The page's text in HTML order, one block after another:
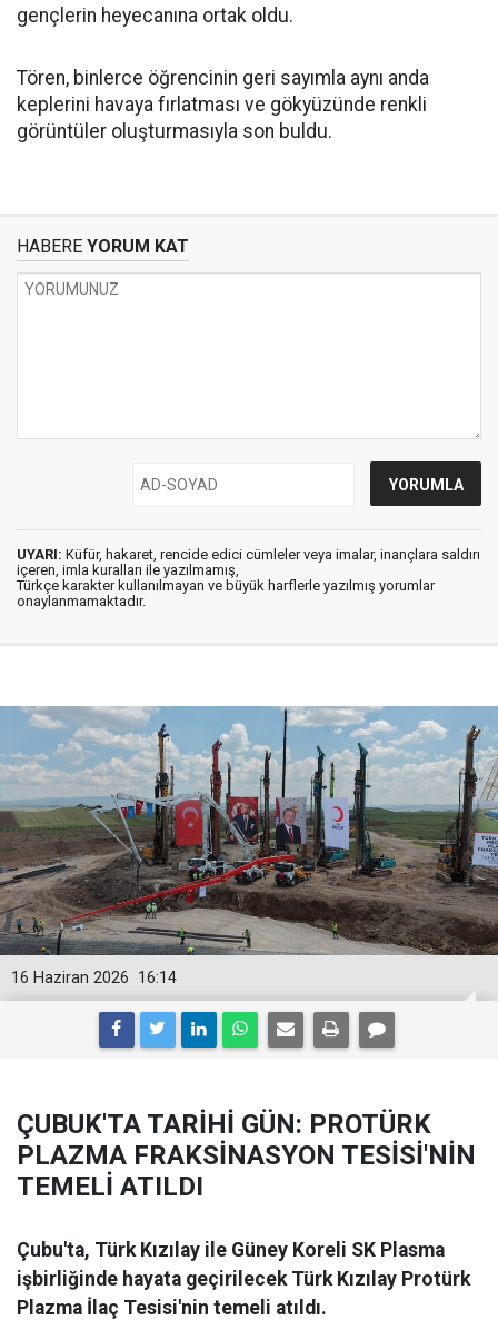
gençlerin heyecanına ortak oldu.
Tören, binlerce öğrencinin geri sayımla aynı anda
keplerini havaya fırlatması ve gökyüzünde renkli
görüntüler oluşturmasıyla son buldu.
HABERE YORUM KAT
UYARI: Küfür, hakaret, rencide edici cümleler veya imalar, inançlara saldırı
içeren, imla kuralları ile yazılmamış,
Türkçe karakter kullanılmayan ve büyük harflerle yazılmış yorumlar
onaylanmamaktadır.
16:14
16 Haziran 2026
ÇUBUK'TA TARİHİ GÜN: PROTÜRK
PLAZMA FRAKSİNASYON TESİSİ'NİN
TEMELİ ATILDI
Çubu'ta, Türk Kızılay ile Güney Koreli SK Plasma
işbirliğinde hayata geçirilecek Türk Kızılay Protürk
Plazma İlaç Tesisi'nin temeli atıldı.